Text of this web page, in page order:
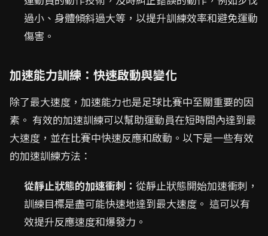
過小、身體傾斜過大等，以提升訓練效率和避免運動
傷害。
加速能力訓練：快速啟動與變化
除了最大速度，加速能力也是足球比賽中至關重要的因
素。 有效的加速訓練可以幫助運動員在短時間內達到最
大速度，並在比賽中快速反應和啟動。以下是一些有效
的加速訓練方法：
從靜止狀態的加速衝刺： 從靜止狀態開始加速衝刺，
訓練目標是盡可能快速地達到最大速度。 這可以有
效提升反應速度和爆發力。